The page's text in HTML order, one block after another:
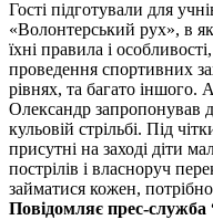
Гості підготували для
«Волонтерський рух», в
їхні правила і
проведення спортивних
рівнях, та багато іншого.
Олександр запропонував
кульовій стрільбі. Під
присутні на заході діти
пострілів і власноруч
займатися кожен,
Повідомляє прес-служба